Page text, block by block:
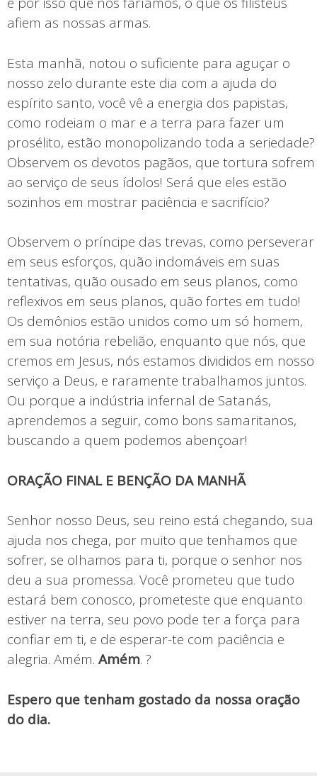
afiem as nossas armas.
Esta manhã, notou o suficiente para aguçar o
nosso zelo durante este dia com a ajuda do
espírito santo, você vê a energia dos papistas,
como rodeiam o mar e a terra para fazer um
prosélito, estão monopolizando toda a seriedade?
Observem os devotos pagãos, que tortura sofrem
ao serviço de seus ídolos! Será que eles estão
sozinhos em mostrar paciência e sacrifício?
Observem o príncipe das trevas, como perseverar
em seus esforços, quão indomáveis em suas
tentativas, quão ousado em seus planos, como
reflexivos em seus planos, quão fortes em tudo!
Os demônios estão unidos como um só homem,
em sua notória rebelião, enquanto que nós, que
cremos em Jesus, nós estamos divididos em nosso
serviço a Deus, e raramente trabalhamos juntos.
Ou porque a indústria infernal de Satanás,
aprendemos a seguir, como bons samaritanos,
buscando a quem podemos abençoar!
ORAÇÃO FINAL E BENÇÃO DA MANHÃ
Senhor nosso Deus, seu reino está chegando, sua
ajuda nos chega, por muito que tenhamos que
sofrer, se olhamos para ti, porque o senhor nos
deu a sua promessa. Você prometeu que tudo
estará bem conosco, prometeste que enquanto
estiver na terra, seu povo pode ter a força para
confiar em ti, e de esperar-te com paciência e
alegria. Amém. Amém. ?
Espero que tenham gostado da nossa oração
do dia.